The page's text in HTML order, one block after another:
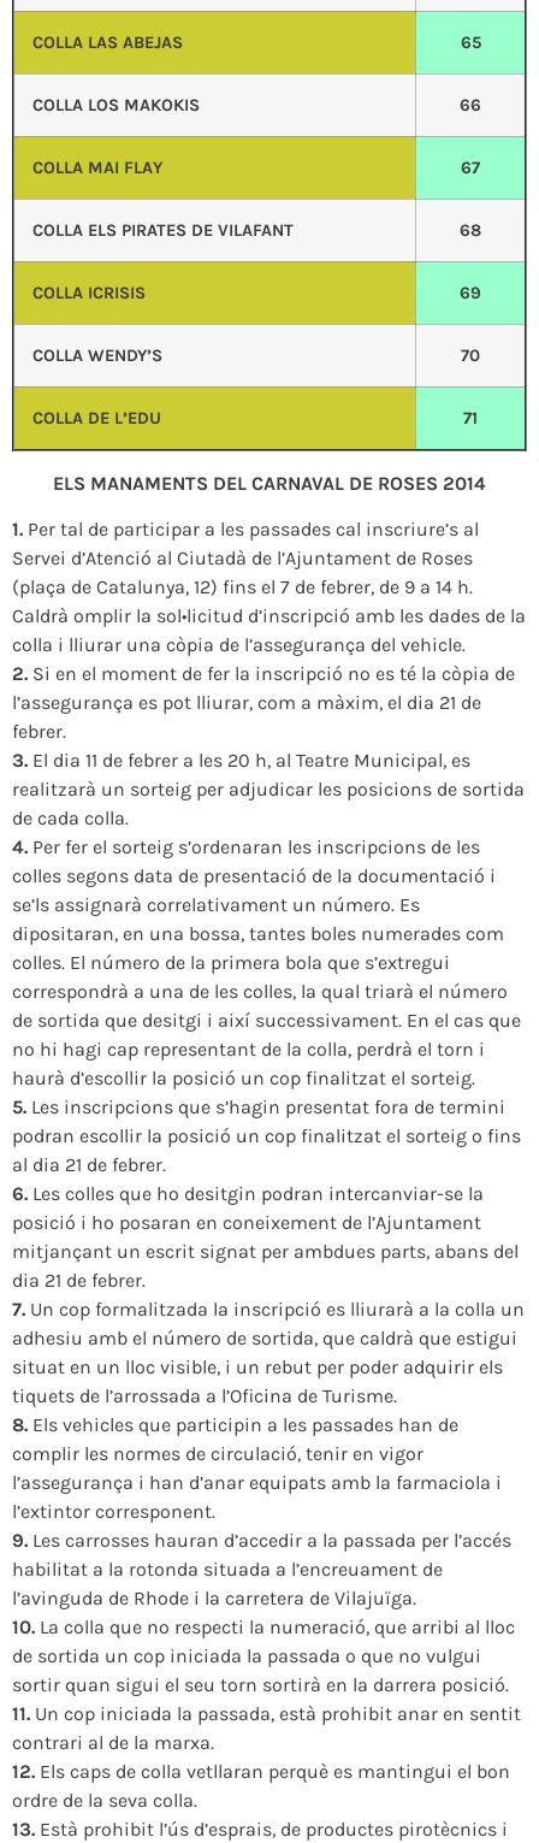
COLLA LAS ABEJAS 65
COLLA LOS MAKOKIS 66
COLLA MAI FLAY 67
COLLA ELS PIRATES DE VILAFANT 68
COLLA ICRISIS 69
COLLA WENDY’S 70
COLLA DE L’EDU 71
ELS MANAMENTS DEL CARNAVAL DE ROSES 2014
1. Per tal de participar a les passades cal inscriure’s al
Servei d’Atenció al Ciutadà de l’Ajuntament de Roses
(plaça de Catalunya, 12) fins el 7 de febrer, de 9 a 14 h.
Caldrà omplir la sol•licitud d’inscripció amb les dades de la
colla i lliurar una còpia de l’assegurança del vehicle.
2. Si en el moment de fer la inscripció no es té la còpia de
l’assegurança es pot lliurar, com a màxim, el dia 21 de
febrer.
3. El dia 11 de febrer a les 20 h, al Teatre Municipal, es
realitzarà un sorteig per adjudicar les posicions de sortida
de cada colla.
4. Per fer el sorteig s’ordenaran les inscripcions de les
colles segons data de presentació de la documentació i
se’ls assignarà correlativament un número. Es
dipositaran, en una bossa, tantes boles numerades com
colles. El número de la primera bola que s’extregui
correspondrà a una de les colles, la qual triarà el número
de sortida que desitgi i així successivament. En el cas que
no hi hagi cap representant de la colla, perdrà el torn i
haurà d’escollir la posició un cop finalitzat el sorteig.
5. Les inscripcions que s’hagin presentat fora de termini
podran escollir la posició un cop finalitzat el sorteig o fins
al dia 21 de febrer.
6. Les colles que ho desitgin podran intercanviar-se la
posició i ho posaran en coneixement de l’Ajuntament
mitjançant un escrit signat per ambdues parts, abans del
dia 21 de febrer.
7. Un cop formalitzada la inscripció es lliurarà a la colla un
adhesiu amb el número de sortida, que caldrà que estigui
situat en un lloc visible, i un rebut per poder adquirir els
tiquets de l’arrossada a l’Oficina de Turisme.
8. Els vehicles que participin a les passades han de
complir les normes de circulació, tenir en vigor
l’assegurança i han d’anar equipats amb la farmaciola i
l’extintor corresponent.
9. Les carrosses hauran d’accedir a la passada per l’accés
habilitat a la rotonda situada a l’encreuament de
l’avinguda de Rhode i la carretera de Vilajuïga.
10. La colla que no respecti la numeració, que arribi al lloc
de sortida un cop iniciada la passada o que no vulgui
sortir quan sigui el seu torn sortirà en la darrera posició.
11. Un cop iniciada la passada, està prohibit anar en sentit
contrari al de la marxa.
12. Els caps de colla vetllaran perquè es mantingui el bon
ordre de la seva colla.
13. Està prohibit l’ús d’esprais, de productes pirotècnics i